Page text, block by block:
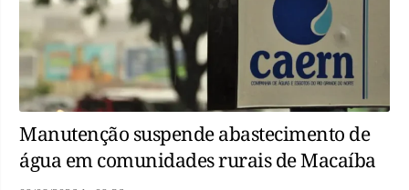
Manutenção suspende abastecimento de
água em comunidades rurais de Macaíba